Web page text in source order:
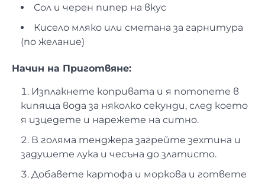
Сол и черен пипер на вкус
Кисело мляко или сметана за гарнитура
(по желание)
Начин на Приготвяне:
Изплакнете копривата и я потопете в
кипяща вода за няколко секунди, след което
я изцедете и нарежете на ситно.
В голяма тенджера загрейте зехтина и
задушете лука и чесъна до златисто.
Добавете картофа и моркова и гответе